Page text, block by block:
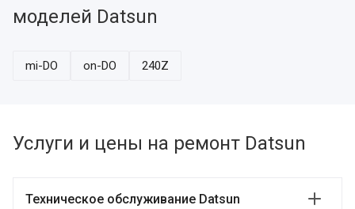
моделей Datsun
mi-DO on-DO 240Z
Услуги и цены на ремонт Datsun
Техническое обслуживание Datsun